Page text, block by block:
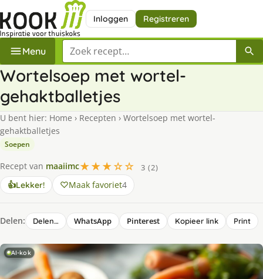
Inloggen Registreren
Menu Zoek een recept
Wortelsoep met wortel-
gehaktballetjes
U bent hier: Home › Recepten › Wortelsoep met wortel-
gehaktballetjes
Soepen
Recept van maaiimc★★★☆☆
3 (2)
👍Lekker! Maak favoriet4
Delen: Delen… WhatsApp Pinterest Kopieer link Print
AI-kok